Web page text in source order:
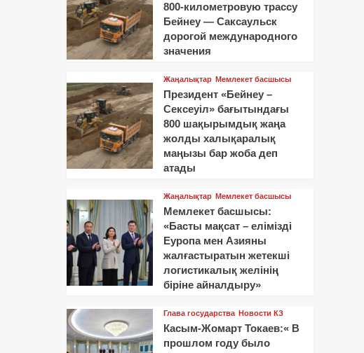
800-километровую трассу
Бейнеу — Саксаульск
дорогой международного
значения
Жаңалықтар Мемлекет басшысы
Президент «Бейнеу –
Сексеуіл» бағытындағы
800 шақырымдық жаңа
жолды халықаралық
маңызы бар жоба деп
атады
Жаңалықтар Мемлекет басшысы
Мемлекет басшысы:
«Басты мақсат – елімізді
Еуропа мен Азияны
жалғастыратын жетекші
логистикалық желінің
біріне айналдыру»
Глава государства Новости КЗ
Касым-Жомарт Токаев:« В
прошлом году было